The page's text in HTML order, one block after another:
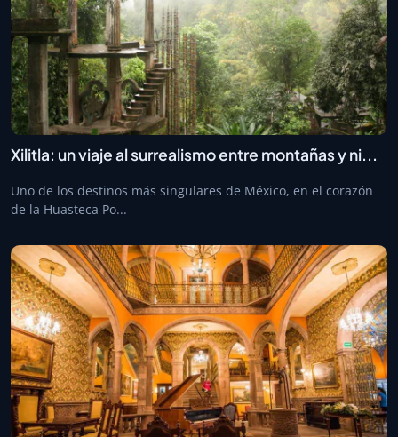
Xilitla: un viaje al surrealismo entre montañas y ni...
Uno de los destinos más singulares de México, en el corazón
de la Huasteca Po...